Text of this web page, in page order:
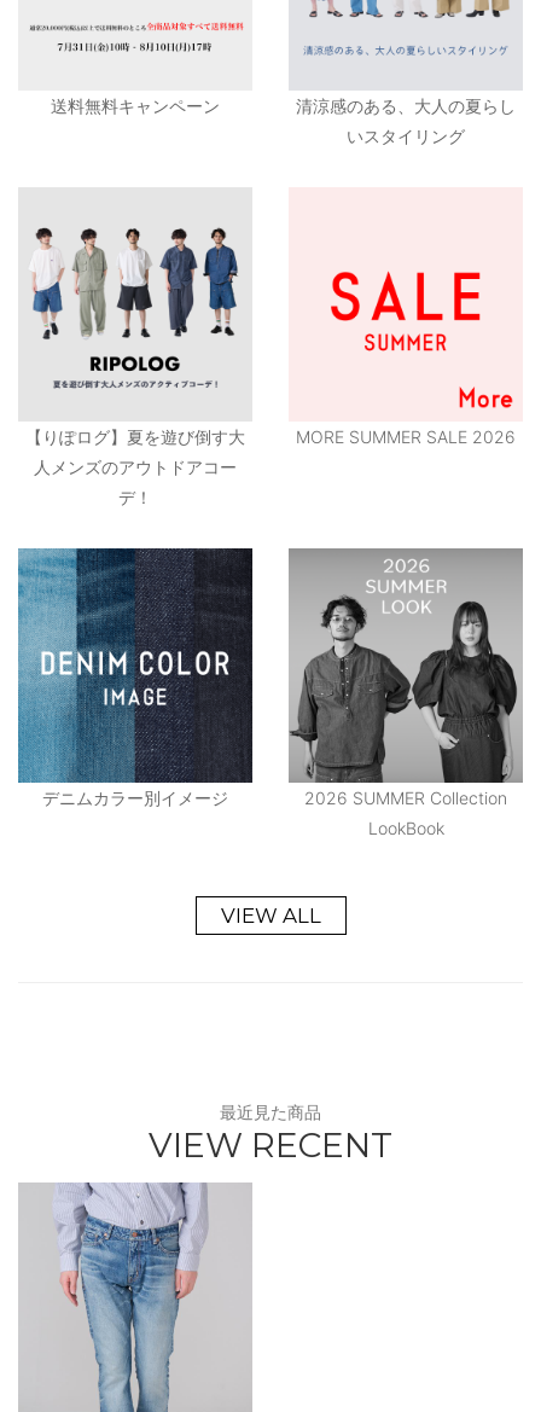
送料無料キャンペーン
清涼感のある、大人の夏らし
いスタイリング
【りぽログ】夏を遊び倒す大
人メンズのアウトドアコー
デ！
MORE SUMMER SALE 2026
デニムカラー別イメージ
2026 SUMMER Collection
LookBook
VIEW ALL
最近見た商品
VIEW RECENT